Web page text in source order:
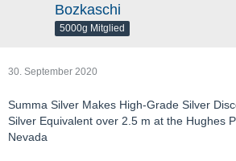
Bozkaschi
5000g Mitglied
30. September 2020
Summa Silver Makes High-Grade Silver
Silver Equivalent over 2.5 m at the Hughes
Nevada